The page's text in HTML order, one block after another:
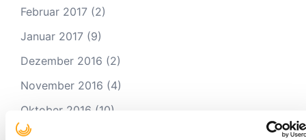
Februar 2017 (2)
Januar 2017 (9)
Dezember 2016 (2)
November 2016 (4)
Oktober 2016 (10)
September 2016